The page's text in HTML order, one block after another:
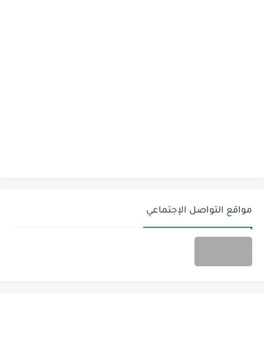
مواقع التواصل الإجتماعي